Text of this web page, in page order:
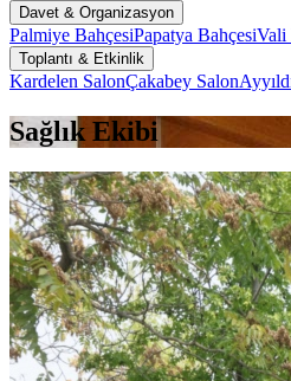
Davet & Organizasyon
Palmiye BahçesiPapatya BahçesiVali
Toplantı & Etkinlik
Kardelen SalonÇakabey Salon
Sağlık Ekibi